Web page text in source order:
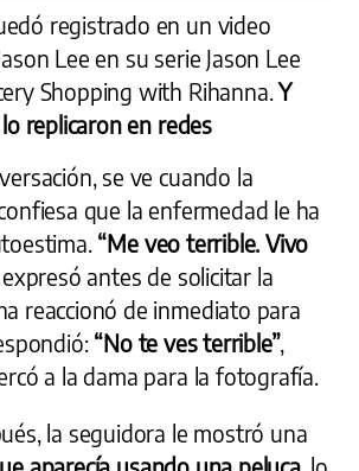
registrado en un video
Lee en su serie Jason Lee
Shopping with Rihanna.Y
replicaron en redes
se ve cuando la
que la enfermedad le ha
“Me veo terrible. Vivo
antes de solicitar la
reaccionó de inmediato para
“No te ves terrible”,
a la dama para la fotografía.
la seguidora le mostró una